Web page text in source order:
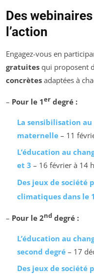
Des
l’action
Engagez-vous en
gratuites qui proposent
concrètes adaptées à
– Pour le 1er degré :
La sensibilisation
maternelle– 11
L’éducation au
et 3 – 16 février à 14
Des jeux de société
climatiques dans le 1
– Pour le 2nd degré :
L’éducation au
second degré– 17
Des jeux de société